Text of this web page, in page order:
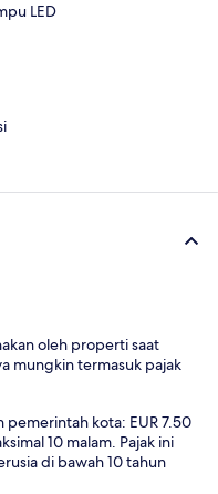
LED
oleh properti saat
mungkin termasuk pajak
pemerintah kota: EUR 7.50
10 malam. Pajak ini
di bawah 10 tahun